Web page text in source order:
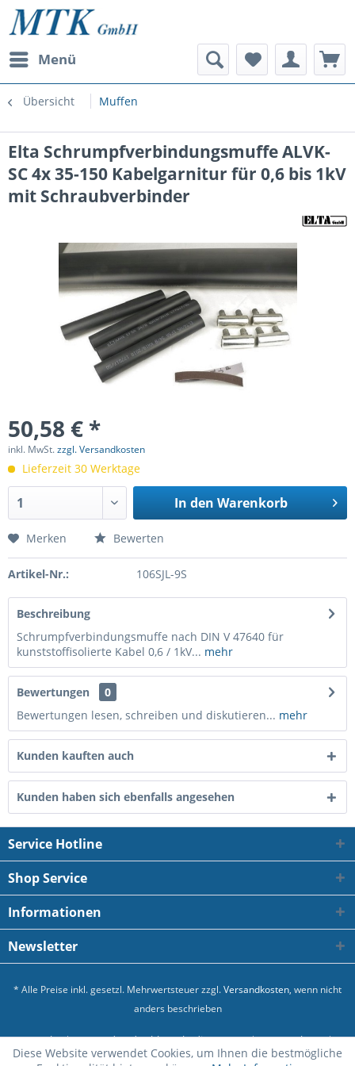
Menü
Übersicht Muffen
Elta Schrumpfverbindungsmuffe ALVK-
SC 4x 35-150 Kabelgarnitur für 0,6 bis 1kV
mit Schraubverbinder
50,58 € *
inkl. MwSt.zzgl. Versandkosten
Lieferzeit 30 Werktage
In den Warenkorb
Merken Bewerten
Artikel-Nr.: 106SJL-9S
Beschreibung
Schrumpfverbindungsmuffe nach DIN V 47640 für
kunststoffisolierte Kabel 0,6 / 1kV... mehr
Bewertungen
0
Bewertungen lesen, schreiben und diskutieren... mehr
Kunden kauften auch
Kunden haben sich ebenfalls angesehen
Service Hotline
Shop Service
Informationen
Newsletter
* Alle Preise inkl. gesetzl. Mehrwertsteuer zzgl.Versandkosten, wenn nicht
anders beschrieben
Kontakt Versand und Zahlungsbedingungen
Datenschutz
Diese Website verwendet Cookies, um Ihnen die bestmögliche